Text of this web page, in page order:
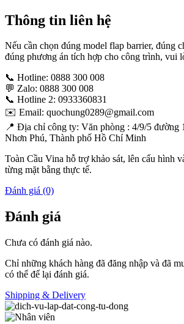
Thông tin liên hệ
Nếu cần chọn đúng model flap barrier, đúng
đúng phương án tích hợp cho công trình, vui
📞 Hotline: 0888 300 008
💬 Zalo: 0888 300 008
📞 Hotline 2: 0933360831
✉️ Email: quochung0289@gmail.com
📍 Địa chỉ công ty: Văn phòng : 4/9/5 đường
Nhơn Phú, Thành phố Hồ Chí Minh
Toàn Cầu Vina hỗ trợ khảo sát, lên cấu hình
từng mặt bằng thực tế.
Đánh giá (0)
Đánh giá
Chưa có đánh giá nào.
Chỉ những khách hàng đã đăng nhập và đã
có thể để lại đánh giá.
Shipping & Delivery